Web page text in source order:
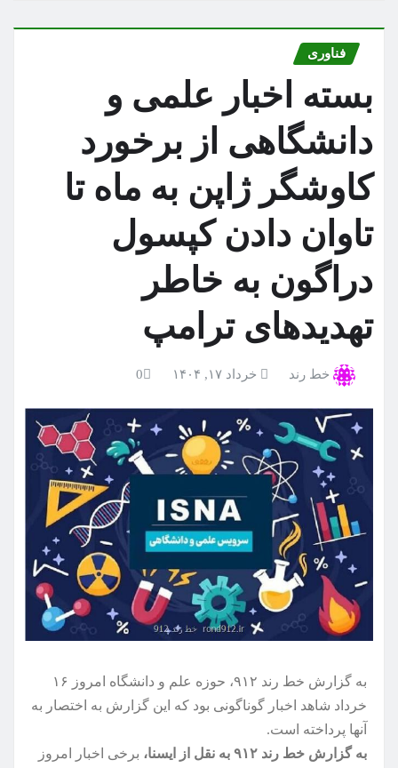
فناوری
بسته اخبار علمی و
دانشگاهی از برخورد
کاوشگر ژاپن به ماه تا
تاوان دادن کپسول
دراگون به خاطر
تهدیدهای ترامپ
خط رند خرداد ۱۷, ۱۴۰۴ 0
به گزارش خط رند ۹۱۲، حوزه علم و دانشگاه امروز ۱۶
خرداد شاهد اخبار گوناگونی بود که این گزارش به اختصار به
آنها پرداخته است.
به گزارش خط رند ۹۱۲ به نقل از ایسنا،
برخی اخبار امروز